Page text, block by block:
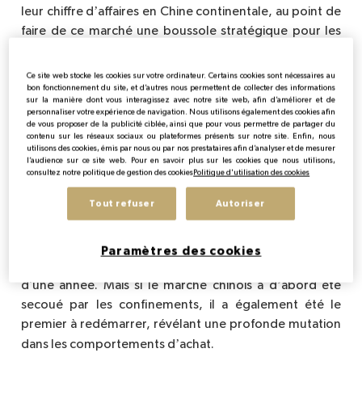
leur chiffre d’affaires en Chine continentale, au point de
faire de ce marché une boussole stratégique pour les
’innovation retail.
Transformation des habitudes de
consommation après la crise sanitaire
mie de Covid-19 afreiné la consommation
d’une année. Mais si le marché chinois a d’abord été
secoué par les confinements, il a également été le
premier à redémarrer, révélant une profonde mutation
dans les comportements d’achat.
Ce site web stocke les cookies sur votre ordinateur. Certains cookies sont nécessaires au
bon fonctionnement du site, et d’autres nous permettent de collecter des informations
sur la manière dont vous interagissez avec notre site web, afin d’améliorer et de
personnaliser votre expérience de navigation. Nous utilisons également des cookies afin
de vous proposer de la publicité ciblée, ainsi que pour vous permettre de partager du
contenu sur les réseaux sociaux ou plateformes présents sur notre site. Enfin, nous
utilisons des cookies, émis par nous ou par nos prestataires afin d’analyser et de mesurer
l’audience sur ce site web. Pour en savoir plus sur les cookies que nous utilisons,
consultez notre politique de gestion des cookiesPolitique d'utilisation des cookies
Tout refuser Autoriser
Paramètres des cookies